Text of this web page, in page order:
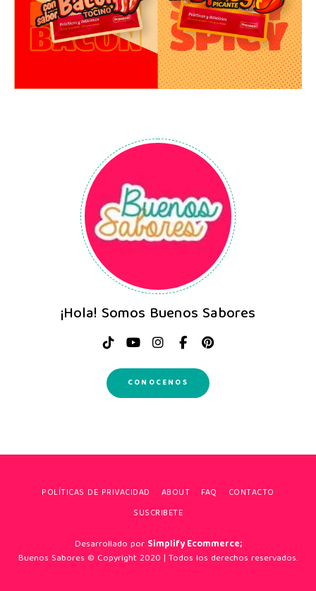
¡Hola! Somos Buenos Sabores
CONOCENOS
POLÍTICAS DE PRIVACIDAD ABOUT FAQ
CONTACTO
SUSCRIBETE
Desarrollado por Simplify Ecommerce;
Buenos Sabores © Copyright 2020 | Todos los derechos reservados.